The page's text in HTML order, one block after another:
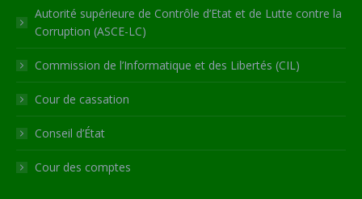
Autorité supérieure de Contrôle d’Etat et de Lutte contre la
Corruption (ASCE-LC)
Commission de l’Informatique et des Libertés (CIL)
Cour de cassation
Conseil d’État
Cour des comptes